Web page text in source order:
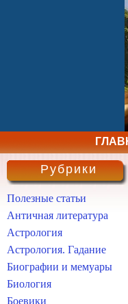
Рубрики
Полезные статьи
Античная литература
Астрология
Астрология. Гадание
Биографии и мемуары
Биология
Боевики